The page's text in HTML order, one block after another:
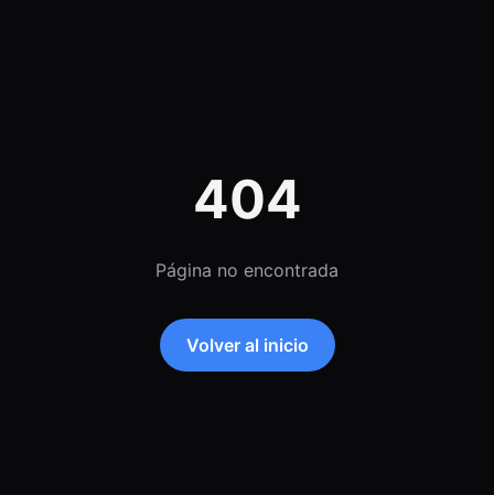
404
Página no encontrada
Volver al inicio